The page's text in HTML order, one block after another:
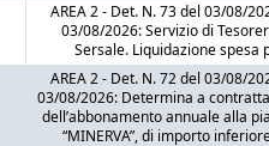
AREA 2 - Det. N. 73 del 03/08/
03/08/2026: Servizio di
Sersale. Liquidazione spesa
AREA 2 - Det. N. 72 del 03/08/
03/08/2026: Determina a
dell’abbonamento annuale alla
“MINERVA”, di importo